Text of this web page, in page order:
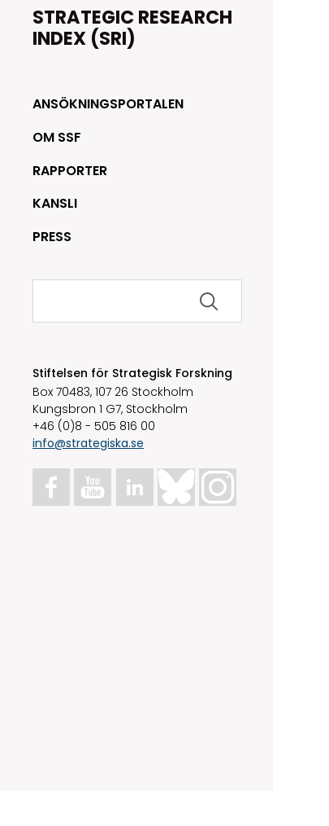
STRATEGIC RESEARCH
INDEX (SRI)
ANSÖKNINGSPORTALEN
OM SSF
RAPPORTER
KANSLI
PRESS
Sök
Stiftelsen för Strategisk Forskning
Box 70483, 107 26 Stockholm
Kungsbron 1 G7, Stockholm
+46 (0)8 - 505 816 00
info@strategiska.se